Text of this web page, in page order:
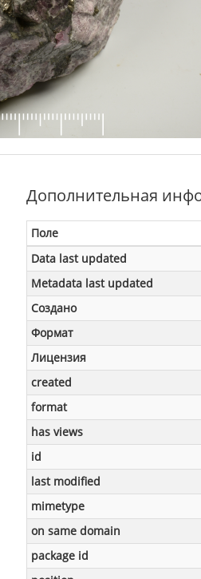
Дополнительная
Поле
Data last updated
Metadata last updated
Создано
Формат
Лицензия
created
format
has views
id
last modified
mimetype
on same domain
package id